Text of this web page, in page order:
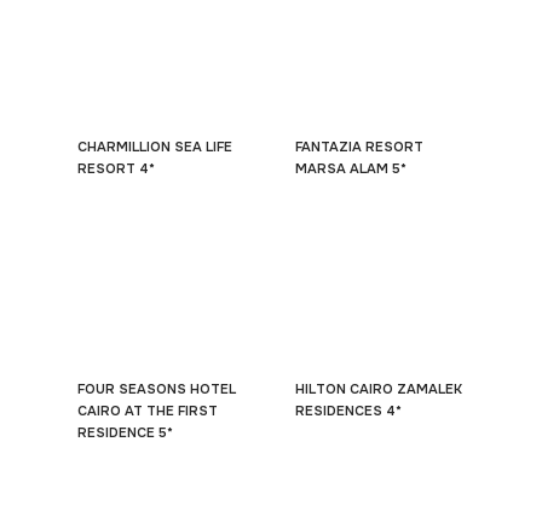
CHARMILLION SEA LIFE
RESORT 4*
FANTAZIA RESORT
MARSA ALAM 5*
FOUR SEASONS HOTEL
CAIRO AT THE FIRST
RESIDENCE 5*
HILTON CAIRO ZAMALEK
RESIDENCES 4*